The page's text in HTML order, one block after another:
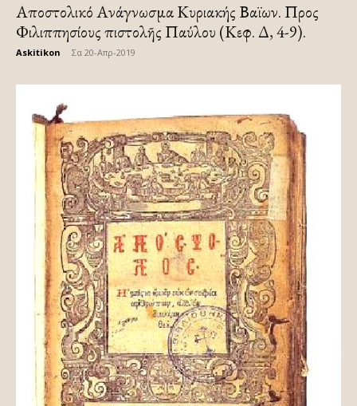
Αποστολικό Ανάγνωσμα Κυριακής Βαϊων. Προς
Φιλιππησίους Ἐπιστολῆς Παύλου (Κεφ. Δ, 4-9).
Askitikon Σα 20-Απρ-2019